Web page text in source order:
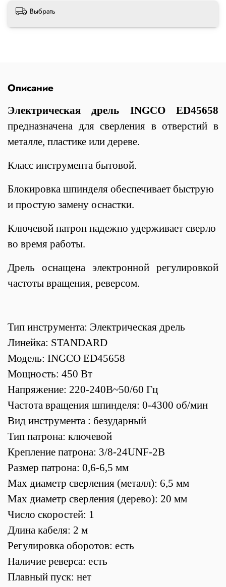
Выбрать
Описание
Электрическая дрель INGCO ED45658
предназначена для сверления в отверстий в
металле, пластике или дереве.
Класс инструмента бытовой.
Блокировка шпинделя обеспечивает быструю
и простую замену оснастки.
Ключевой патрон надежно удерживает сверло
во время работы.
Дрель оснащена электронной регулировкой
частоты вращения, реверсом.
Тип инструмента: Электрическая дрель
Линейка: STANDARD
Модель: INGCO ED45658
Мощность: 450 Вт
Напряжение: 220-240В~50/60 Гц
Частота вращения шпинделя: 0-4300 об/мин
Вид инструмента : безударный
Тип патрона: ключевой
Крепление патрона: 3/8-24UNF-2B
Размер патрона: 0,6-6,5 мм
Max диаметр сверления (металл): 6,5 мм
Мах диаметр сверления (дерево): 20 мм
Число скоростей: 1
Длина кабеля: 2 м
Регулировка оборотов: есть
Наличие реверса: есть
Плавный пуск: нет